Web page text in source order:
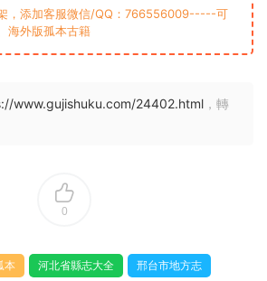
，添加客服微信/QQ：766556009-----可
海外版孤本古籍
www.gujishuku.com/24402.html ，轉
0
本 河北省縣志大全 邢台市地方志